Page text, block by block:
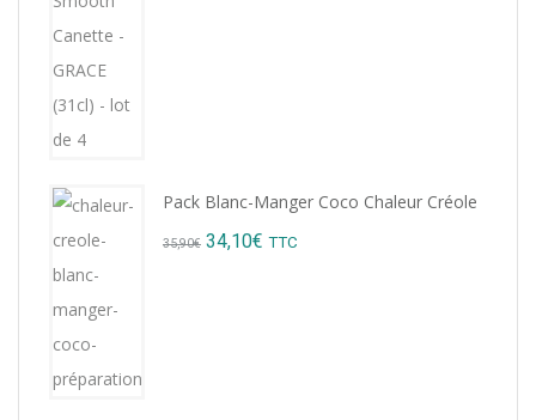
Pack Blanc-Manger Coco Chaleur Créole
35,90€ Original
34,10€ Current
TTC